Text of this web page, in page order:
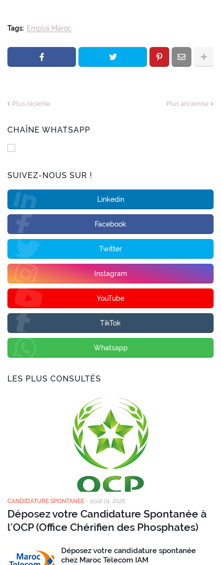
Tags: Emploi Maroc
Plus récente Plus ancienne
CHAÎNE WHATSAPP
SUIVEZ-NOUS SUR !
Linkedin
Facebook
Twitter
Instagram
YouTube
TikTok
Whatsapp
LES PLUS CONSULTÉS
CANDIDATURE SPONTANEE - août 01, 2026
Déposez votre Candidature Spontanée à
l’OCP (Office Chérifien des Phosphates)
Déposez votre candidature spontanée
chez Maroc Telecom IAM